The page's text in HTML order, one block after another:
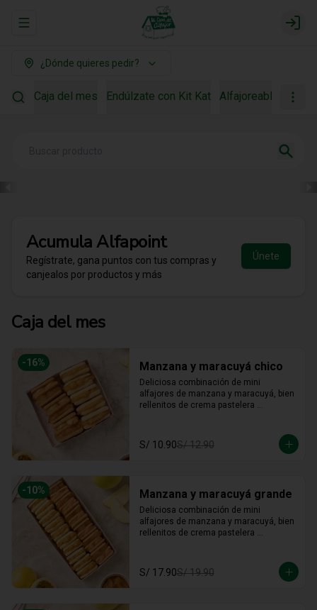
Abrir menu de navegación Login
¿Dónde quieres pedir?
Caja del mes Endúlzate con Kit Kat Alfajoreable Para
AcumulaAlfapoint
Regístrate, gana puntos con tus compras y
canjealos por productos y más
Únete
Caja del mes
-16% Manzana y maracuyá chico
Deliciosa combinación de mini
alfajores de manzana y maracuyá, bien
rellenitos de crema pastelera
S/ 10.90S/ 12.90
-10% Manzana y maracuyá grande
Deliciosa combinación de mini
alfajores de manzana y maracuyá, bien
rellenitos de crema pastelera
S/ 17.90S/ 19.90